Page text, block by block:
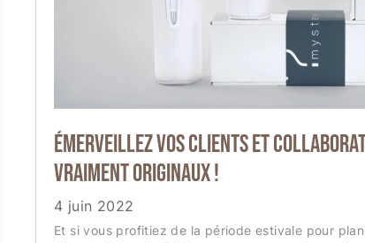
Émerveillez vos clients et
vraiment originaux !
4 juin 2022
Et si vous profitiez de la période estivale pour